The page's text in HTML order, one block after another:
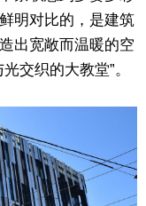
明对比的，是建筑
出宽敞而温暖的空
交织的大教堂”。